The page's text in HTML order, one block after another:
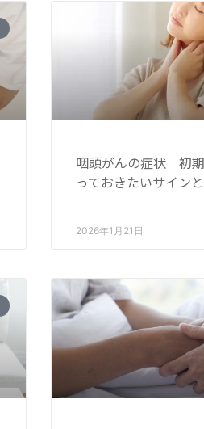
咽頭がんの症状｜初
っておきたいサイン
2026年1月21日
ペ
ー
ジ
ペ
ー
ジ